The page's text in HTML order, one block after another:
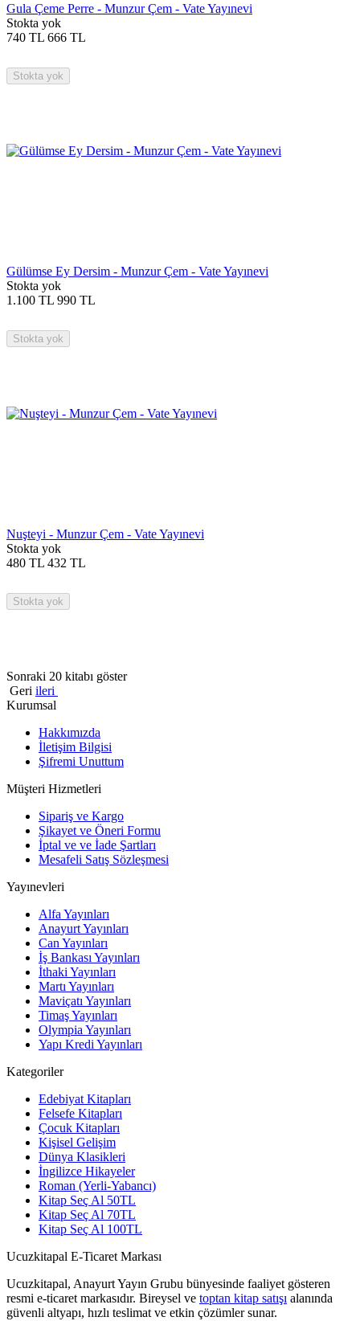
Gula Çeme Perre - Munzur Çem - Vate Yayınevi
Stokta yok
740 TL 666 TL
Stokta yok
Gülümse Ey Dersim - Munzur Çem - Vate Yayınevi
Stokta yok
1.100 TL 990 TL
Stokta yok
Nuşteyi - Munzur Çem - Vate Yayınevi
Stokta yok
480 TL 432 TL
Stokta yok
Sonraki 20 kitabı göster
Geri ileri
Kurumsal
Hakkımızda
İletişim Bilgisi
Şifremi Unuttum
Müşteri Hizmetleri
Sipariş ve Kargo
Şikayet ve Öneri Formu
İptal ve ve İade Şartları
Mesafeli Satış Sözleşmesi
Yayınevleri
Alfa Yayınları
Anayurt Yayınları
Can Yayınları
İş Bankası Yayınları
İthaki Yayınları
Martı Yayınları
Maviçatı Yayınları
Timaş Yayınları
Olympia Yayınları
Yapı Kredi Yayınları
Kategoriler
Edebiyat Kitapları
Felsefe Kitapları
Çocuk Kitapları
Kişisel Gelişim
Dünya Klasikleri
İngilizce Hikayeler
Roman (Yerli-Yabancı)
Kitap Seç Al 50TL
Kitap Seç Al 70TL
Kitap Seç Al 100TL
Ucuzkitapal E-Ticaret Markası
Ucuzkitapal, Anayurt Yayın Grubu bünyesinde faaliyet gösteren
resmi e-ticaret markasıdır. Bireysel ve toptan kitap satışı alanında
güvenli altyapı, hızlı teslimat ve etkin çözümler sunar.